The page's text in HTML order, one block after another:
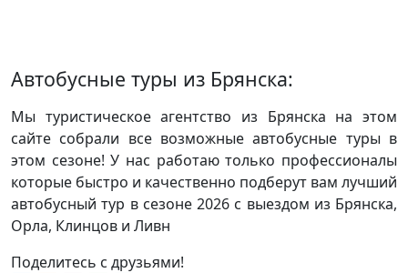
Автобусные туры из Брянска:
Мы туристическое агентство из Брянска на этом
сайте собрали все возможные автобусные туры в
этом сезоне! У нас работаю только профессионалы
которые быстро и качественно подберут вам лучший
автобусный тур в сезоне 2026 с выездом из Брянска,
Орла, Клинцов и Ливн
Поделитесь с друзьями!